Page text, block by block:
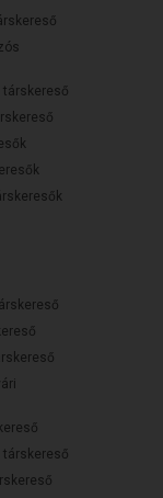
társkereső
társkereső